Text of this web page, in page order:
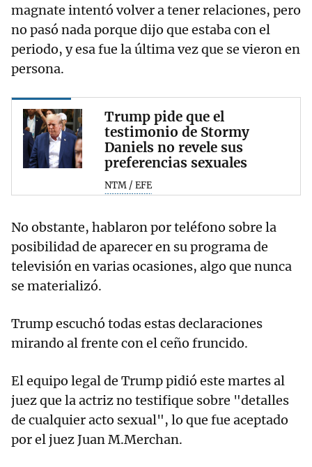
magnate intentó volver a tener relaciones, pero
no pasó nada porque dijo que estaba con el
periodo, y esa fue la última vez que se vieron en
persona.
Trump pide que el
testimonio de Stormy
Daniels no revele sus
preferencias sexuales
NTM / EFE
No obstante, hablaron por teléfono sobre la
posibilidad de aparecer en su programa de
televisión en varias ocasiones, algo que nunca
se materializó.
Trump escuchó todas estas declaraciones
mirando al frente con el ceño fruncido.
El equipo legal de Trump pidió este martes al
juez que la actriz no testifique sobre "detalles
de cualquier acto sexual", lo que fue aceptado
por el juez Juan M.Merchan.